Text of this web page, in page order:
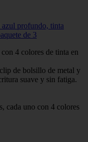
profundo, tinta
de 3
4 colores de tinta en
de bolsillo de metal y
suave y sin fatiga.
cada uno con 4 colores